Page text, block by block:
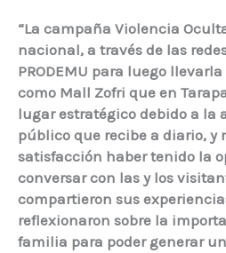
“La campaña Violencia
nacional, a través de las
PRODEMU para luego
como Mall Zofri que en
lugar estratégico debido a la
público que recibe a diario, y
satisfacción haber tenido la
conversar con las y los
compartieron sus
reflexionaron sobre la
familia para poder generar